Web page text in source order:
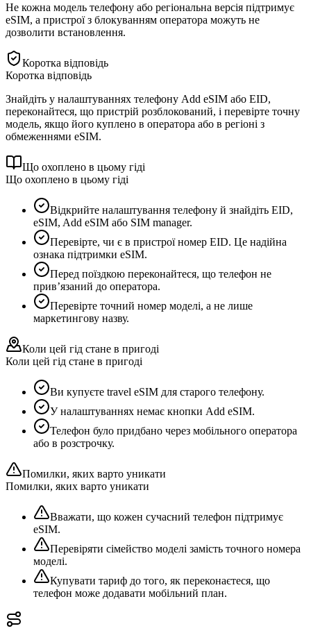
Не кожна модель телефону або регіональна версія підтримує
eSIM, а пристрої з блокуванням оператора можуть не
дозволити встановлення.
Коротка відповідь
Коротка відповідь
Знайдіть у налаштуваннях телефону Add eSIM або EID,
переконайтеся, що пристрій розблокований, і перевірте точну
модель, якщо його куплено в оператора або в регіоні з
обмеженнями eSIM.
Що охоплено в цьому гіді
Що охоплено в цьому гіді
Відкрийте налаштування телефону й знайдіть EID,
eSIM, Add eSIM або SIM manager.
Перевірте, чи є в пристрої номер EID. Це надійна
ознака підтримки eSIM.
Перед поїздкою переконайтеся, що телефон не
прив’язаний до оператора.
Перевірте точний номер моделі, а не лише
маркетингову назву.
Коли цей гід стане в пригоді
Коли цей гід стане в пригоді
Ви купуєте travel eSIM для старого телефону.
У налаштуваннях немає кнопки Add eSIM.
Телефон було придбано через мобільного оператора
або в розстрочку.
Помилки, яких варто уникати
Помилки, яких варто уникати
Вважати, що кожен сучасний телефон підтримує
eSIM.
Перевіряти сімейство моделі замість точного номера
моделі.
Купувати тариф до того, як переконаєтеся, що
телефон може додавати мобільний план.